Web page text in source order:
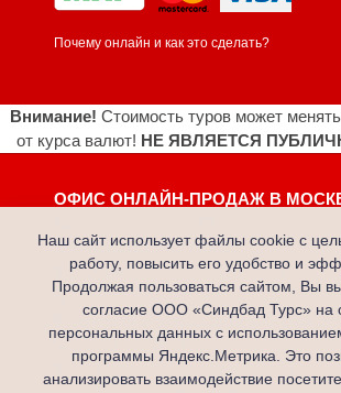
Почему онлайн и как это сделать?
Наш сайт использует файлы cookie с
работу, повысить его удобство и
Продолжая пользоваться сайтом, Вы
согласие ООО «Синдбад Турс» на
персональных данных с
программы Яндекс.Метрика. Это
анализировать взаимодействие
Внимание! Стоимость туров может
от курса валют! НЕ ЯВЛЯЕТСЯ
ОФИС ОНЛАЙН-ПРОДАЖ В
ОФИСЫ В ИРКУТСКЕ:
ул.Канадзавы, дом 1, 1 этаж
(3952) 60-59-60
переулок 8 Марта, дом 4, 1 этаж
(3952) 74-03-73
ул. Красного Восстания, 24 -